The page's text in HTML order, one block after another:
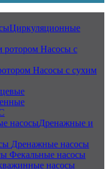
Циркуляционные
Насосы с
Насосы с сухим
Дренажные и
Дренажные насосы
Фекальные насосы
насосы